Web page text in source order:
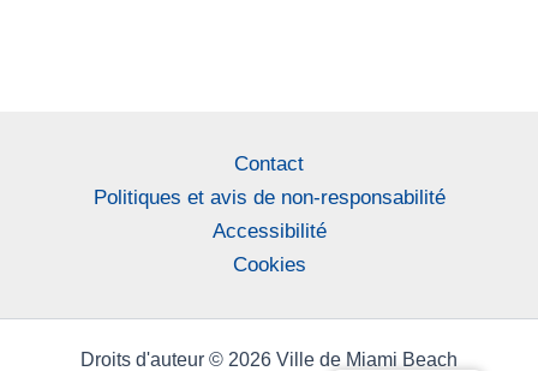
Contact
Politiques et avis de non-responsabilité
Accessibilité
Cookies
Droits d'auteur © 2026 Ville de Miami Beach